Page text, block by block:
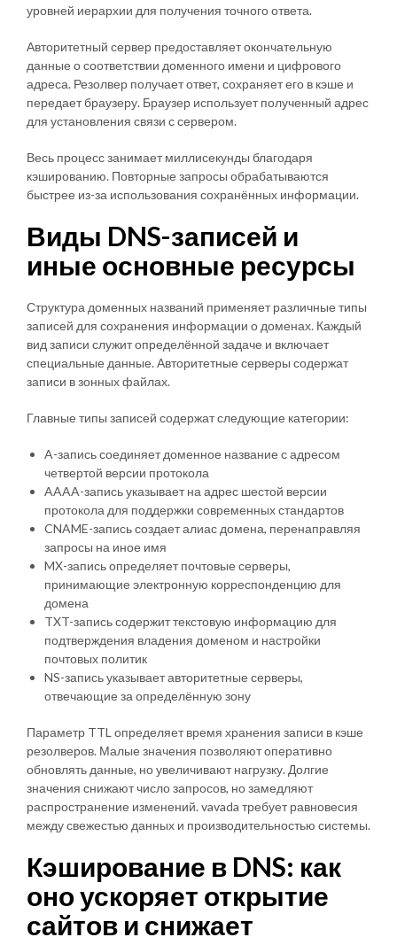
уровней иерархии для получения точного ответа.
Авторитетный сервер предоставляет окончательную
данные о соответствии доменного имени и цифрового
адреса. Резолвер получает ответ, сохраняет его в кэше и
передает браузеру. Браузер использует полученный адрес
для установления связи с сервером.
Весь процесс занимает миллисекунды благодаря
кэшированию. Повторные запросы обрабатываются
быстрее из-за использования сохранённых информации.
Виды DNS-записей и
иные основные ресурсы
Структура доменных названий применяет различные типы
записей для сохранения информации о доменах. Каждый
вид записи служит определённой задаче и включает
специальные данные. Авторитетные серверы содержат
записи в зонных файлах.
Главные типы записей содержат следующие категории:
A-запись соединяет доменное название с адресом
четвертой версии протокола
AAAA-запись указывает на адрес шестой версии
протокола для поддержки современных стандартов
CNAME-запись создает алиас домена, перенаправляя
запросы на иное имя
MX-запись определяет почтовые серверы,
принимающие электронную корреспонденцию для
домена
TXT-запись содержит текстовую информацию для
подтверждения владения доменом и настройки
почтовых политик
NS-запись указывает авторитетные серверы,
отвечающие за определённую зону
Параметр TTL определяет время хранения записи в кэше
резолверов. Малые значения позволяют оперативно
обновлять данные, но увеличивают нагрузку. Долгие
значения снижают число запросов, но замедляют
распространение изменений. vavada требует равновесия
между свежестью данных и производительностью системы.
Кэширование в DNS: как
оно ускоряет открытие
сайтов и снижает